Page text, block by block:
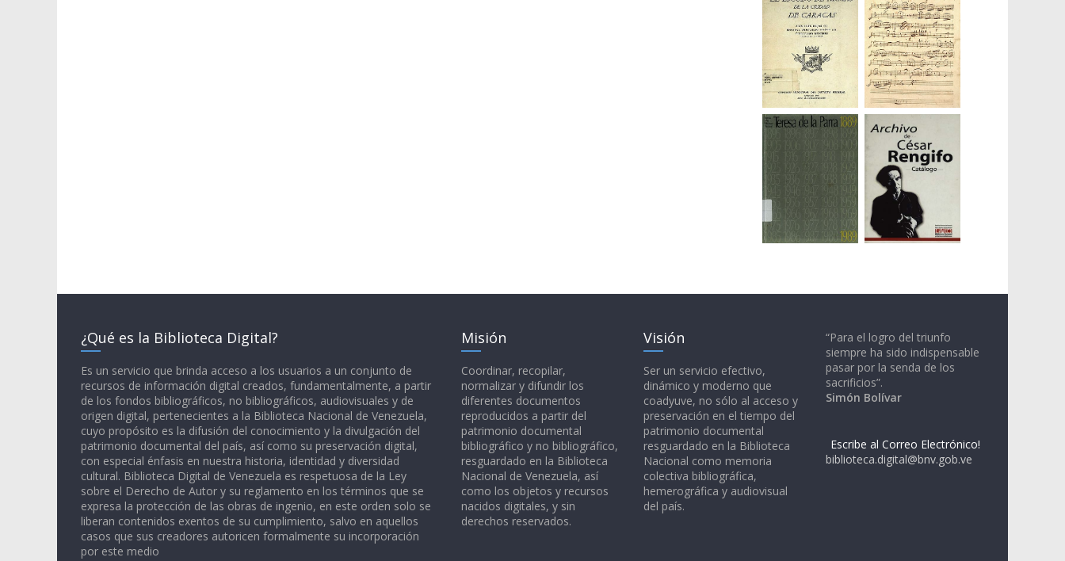
¿Qué es la Biblioteca Digital?
Es un servicio que brinda acceso a los usuarios a un conjunto de
recursos de información digital creados, fundamentalmente, a partir
de los fondos bibliográficos, no bibliográficos, audiovisuales y de
origen digital, pertenecientes a la Biblioteca Nacional de Venezuela,
cuyo propósito es la difusión del conocimiento y la divulgación del
patrimonio documental del país, así como su preservación digital,
con especial énfasis en nuestra historia, identidad y diversidad
cultural. Biblioteca Digital de Venezuela es respetuosa de la Ley
sobre el Derecho de Autor y su reglamento en los términos que se
expresa la protección de las obras de ingenio, en este orden solo se
liberan contenidos exentos de su cumplimiento, salvo en aquellos
casos que sus creadores autoricen formalmente su incorporación
por este medio
Misión
Coordinar, recopilar,
normalizar y difundir los
diferentes documentos
reproducidos a partir del
patrimonio documental
bibliográfico y no bibliográfico,
resguardado en la Biblioteca
Nacional de Venezuela, así
como los objetos y recursos
nacidos digitales, y sin
derechos reservados.
Visión
Ser un servicio efectivo,
dinámico y moderno que
coadyuve, no sólo al acceso y
preservación en el tiempo del
patrimonio documental
resguardado en la Biblioteca
Nacional como memoria
colectiva bibliográfica,
hemerográfica y audiovisual
del país.
“Para el logro del triunfo
siempre ha sido indispensable
pasar por la senda de los
sacrificios”.
Simón Bolívar
Escribe al Correo Electrónico!
biblioteca.digital@bnv.gob.ve